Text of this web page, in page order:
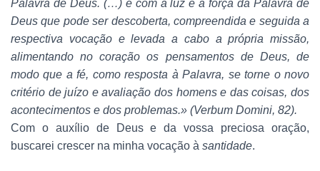
Palavra de Deus. (…) é com a luz e a força da Palavra de
Deus que pode ser descoberta, compreendida e seguida a
respectiva vocação e levada a cabo a própria missão,
alimentando no coração os pensamentos de Deus, de
modo que a fé, como resposta à Palavra, se torne o novo
critério de juízo e avaliação dos homens e das coisas, dos
acontecimentos e dos problemas.» (Verbum Domini, 82).
Com o auxílio de Deus e da vossa preciosa oração,
buscarei crescer na minha vocação à santidade.